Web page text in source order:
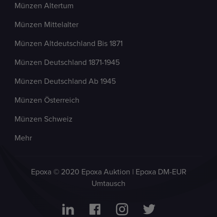
Münzen Altertum
Münzen Mittelalter
Münzen Altdeutschland Bis 1871
Münzen Deutschland 1871-1945
Münzen Deutschland Ab 1945
Münzen Österreich
Münzen Schweiz
Mehr
Epoxa © 2020 Epoxa Auktion | Epoxa DM-EUR
Umtausch